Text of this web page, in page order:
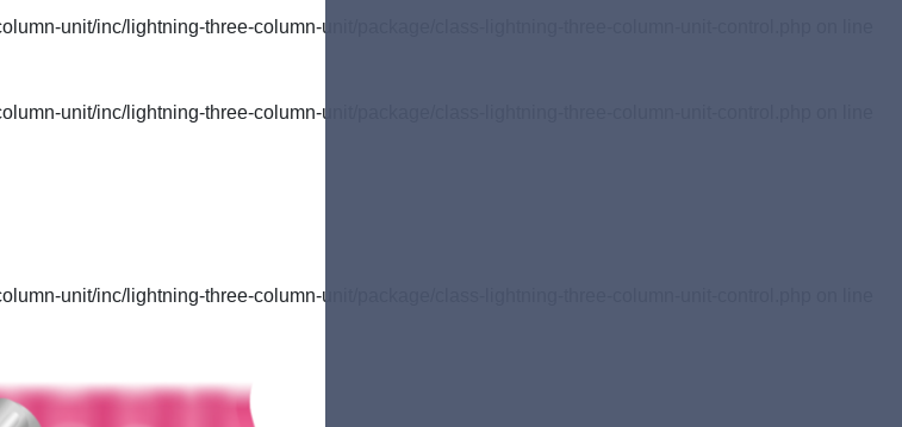
unit/inc/lightning-three-column-unit/package/class-lightning-three-column-unit-control.php on line
unit/inc/lightning-three-column-unit/package/class-lightning-three-column-unit-control.php on line
unit/inc/lightning-three-column-unit/package/class-lightning-three-column-unit-control.php on line